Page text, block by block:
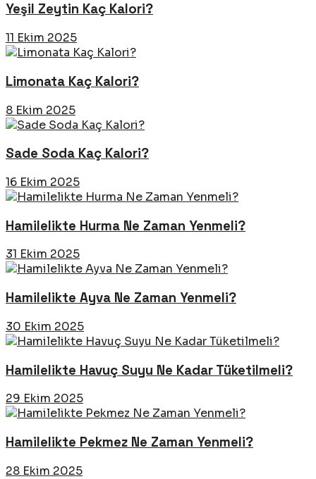
Yeşil Zeytin Kaç Kalori?
11 Ekim 2025
Limonata Kaç Kalori?
8 Ekim 2025
Sade Soda Kaç Kalori?
16 Ekim 2025
Hamilelikte Hurma Ne Zaman Yenmeli?
31 Ekim 2025
Hamilelikte Ayva Ne Zaman Yenmeli?
30 Ekim 2025
Hamilelikte Havuç Suyu Ne Kadar Tüketilmeli?
29 Ekim 2025
Hamilelikte Pekmez Ne Zaman Yenmeli?
28 Ekim 2025